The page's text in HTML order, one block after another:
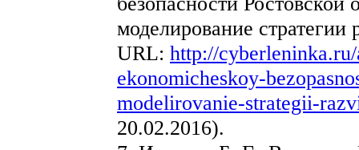
моделирование
URL: http://
ekonomicheskoy-
modelirovanie-strategii-
20.02.2016).